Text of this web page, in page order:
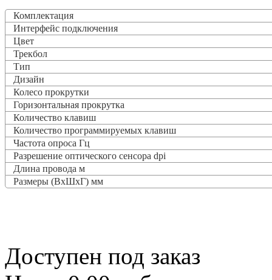
Комплектация
Интерфейс подключения
Цвет
Трекбол
Тип
Дизайн
Колесо прокрутки
Горизонтальная прокрутка
Количество клавиш
Количество программируемых клавиш
Частота опроса Гц
Разрешение оптического сенсора dpi
Длина провода м
Размеры (ВxШxГ) мм
Доступен под заказ